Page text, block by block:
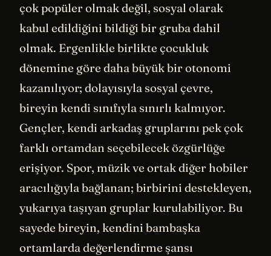
çok popüler olmak değil, sosyal olarak
kabul edildiğini bildiği bir gruba dahil
olmak. Ergenlikle birlikte çocukluk
dönemine göre daha büyük bir otonomi
kazanılıyor; dolayısıyla sosyal çevre,
bireyin kendi sınıfıyla sınırlı kalmıyor.
Gençler, kendi arkadaş gruplarını pek çok
farklı ortamdan seçebilecek özgürlüğe
erişiyor. Spor, müzik ve ortak diğer hobiler
aracılığıyla bağlanan; birbirini destekleyen,
yukarıya taşıyan gruplar kurulabiliyor. Bu
sayede bireyin, kendini bambaşka
ortamlarda değerlendirme şansı